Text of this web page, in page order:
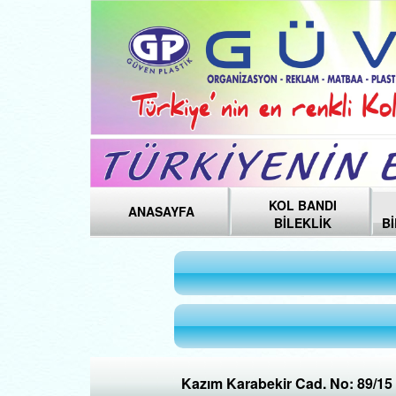
ANASAYFA
KOL BANDI
BİLEKLİK
Kazım Karabekir Cad. No: 89/